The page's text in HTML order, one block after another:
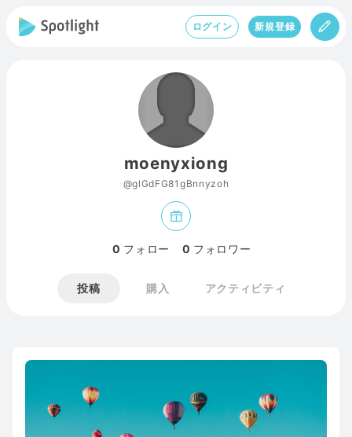
ログイン 新規登録
moenyxiong
@glGdFG81gBnnyzoh
0 フォロー 0 フォロワー
投稿 購入 アクティビティ